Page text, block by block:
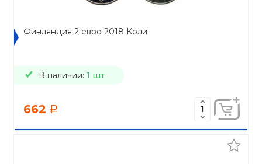
Финляндия 2 евро 2018 Коли
В наличии: 1 шт
662 a